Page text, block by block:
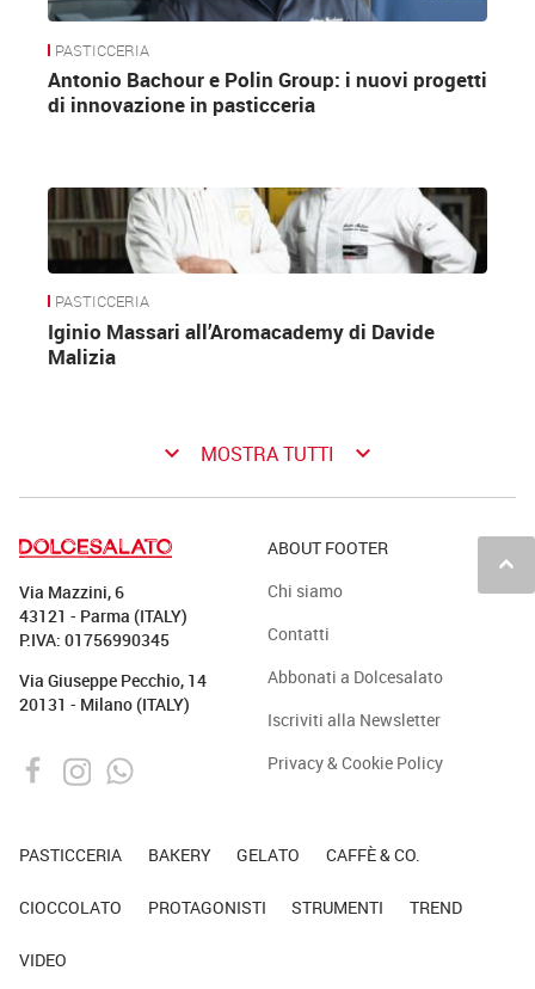
PASTICCERIA
Antonio Bachour e Polin Group: i nuovi progetti
di innovazione in pasticceria
PASTICCERIA
Iginio Massari all’Aromacademy di Davide
Malizia
keyboard_arrow_down MOSTRA TUTTI keyboard_arrow_down
keyboard_arrow_up
Via Mazzini, 6
43121 - Parma (ITALY)
P.IVA: 01756990345
Via Giuseppe Pecchio, 14
20131 - Milano (ITALY)
ABOUT FOOTER
Chi siamo
Contatti
Abbonati a Dolcesalato
Iscriviti alla Newsletter
Privacy & Cookie Policy
PASTICCERIA BAKERY GELATO CAFFÈ & CO.
CIOCCOLATO PROTAGONISTI STRUMENTI TREND
VIDEO